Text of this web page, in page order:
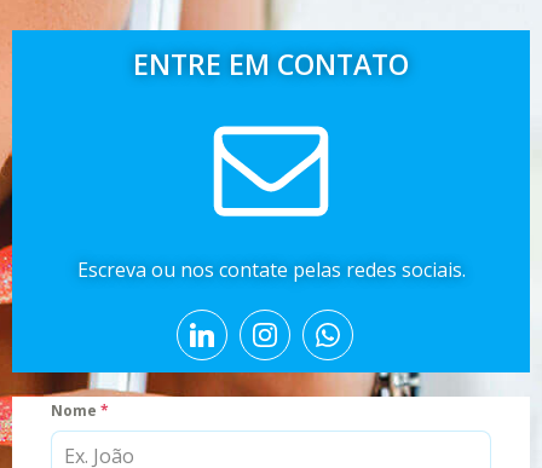
ENTRE EM CONTATO
Escreva ou nos contate pelas redes sociais.
Nome *